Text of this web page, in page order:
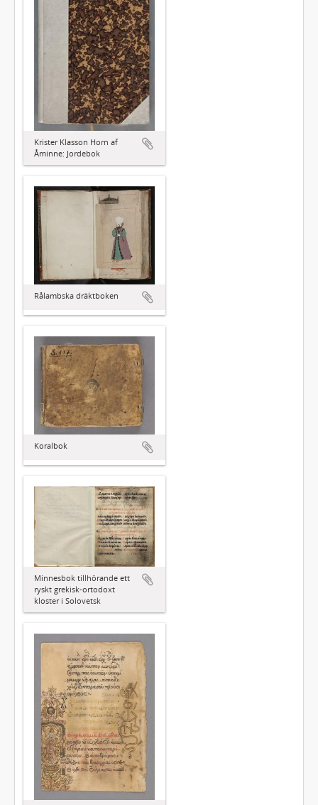
Krister Klasson Horn af
Åminne: Jordebok
Rålambska dräktboken
Koralbok
Minnesbok tillhörande ett
ryskt grekisk-ortodoxt
kloster i Solovetsk